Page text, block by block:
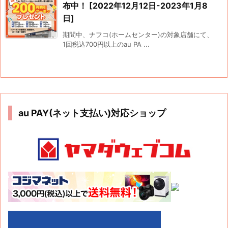
布中！ [2022年12月12日-2023年1月8
日]
期間中、ナフコ(ホームセンター)の対象店舗にて、
1回税込700円以上のau PA ...
au PAY(ネット支払い)対応ショップ